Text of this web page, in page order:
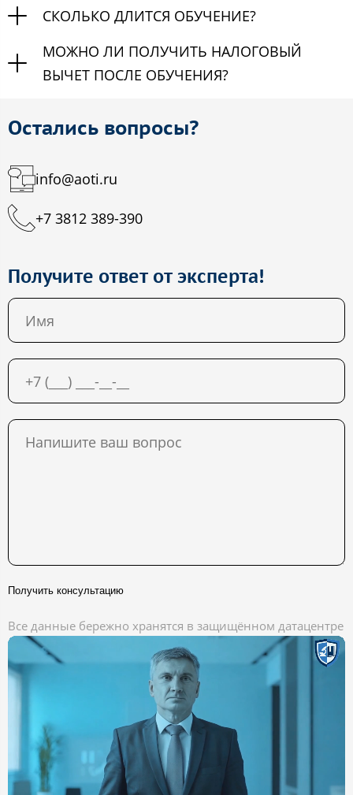
СКОЛЬКО ДЛИТСЯ ОБУЧЕНИЕ?
МОЖНО ЛИ ПОЛУЧИТЬ НАЛОГОВЫЙ
ВЫЧЕТ ПОСЛЕ ОБУЧЕНИЯ?
Остались вопросы?
info@aoti.ru
+7 3812 389-390
Получите ответ от эксперта!
Получить консультацию
Все данные бережно хранятся в защищённом датацентре